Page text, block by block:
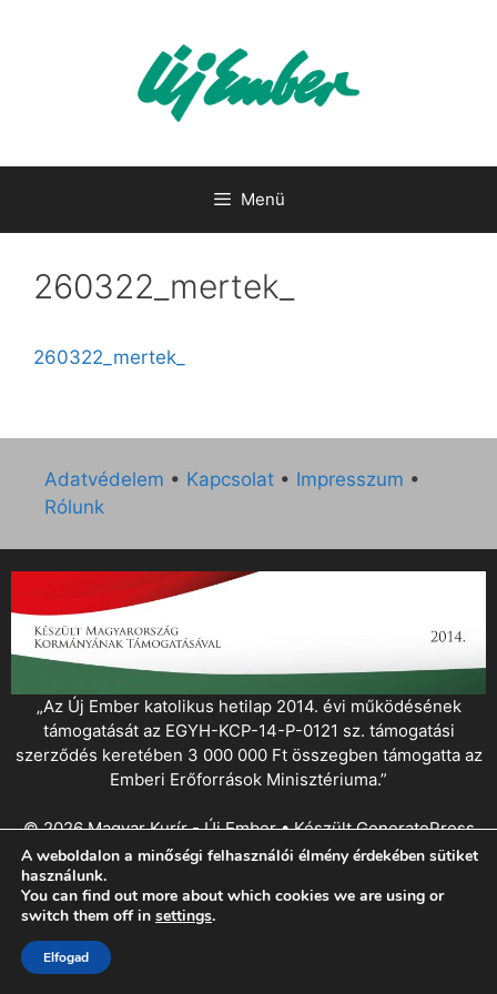
Menü
260322_mertek_
260322_mertek_
Adatvédelem • Kapcsolat • Impresszum •
Rólunk
„Az Új Ember katolikus hetilap 2014. évi működésének
támogatását az EGYH-KCP-14-P-0121 sz. támogatási
szerződés keretében 3 000 000 Ft összegben támogatta az
Emberi Erőforrások Minisztériuma.”
© 2026 Magyar Kurír - Új Ember• KészültGeneratePress
A weboldalon a minőségi felhasználói élmény érdekében sütiket
használunk.
You can find out more about which cookies we are using or
switch them off in settings.
Elfogad